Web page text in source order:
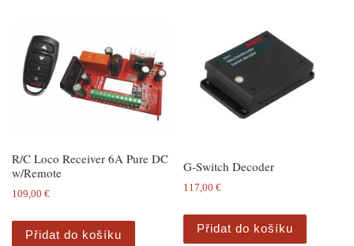
R/C Loco Receiver 6A Pure DC
w/Remote
109,00 €
Přidat do košíku
G-Switch Decoder
117,00€
Přidat do košíku